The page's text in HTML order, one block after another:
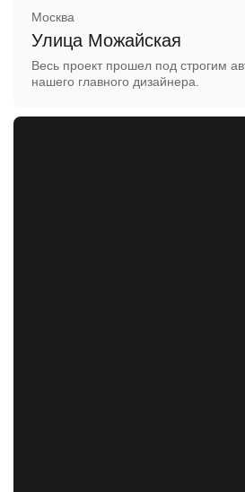
Москва
Улица Можайская
Весь проект прошел под строгим
нашего главного дизайнера.